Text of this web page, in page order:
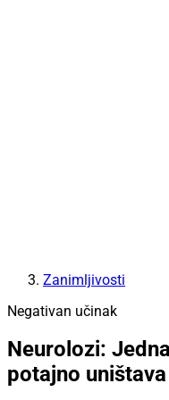
Zanimljivosti
Negativan učinak
Neurolozi:
potajno